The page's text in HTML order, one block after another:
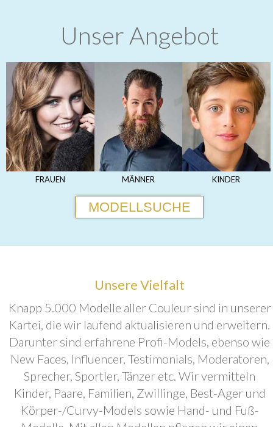
Unser Angebot
FRAUEN MÄNNER KINDER
MODELLSUCHE
Unsere Vielfalt
Knapp 5.000 Modelle aller Couleur sind in unserer
Kartei, die wir laufend aktualisieren und erweitern.
Darunter sind erfahrene Profi-Models, ebenso wie
New Faces, Influencer, Testimonials, Moderatoren,
Sprecher, Sportler, Tänzer etc. Wir vermitteln
Kinder, Paare, Familien, Zwillinge, Best-Ager und
Körper-/Curvy-Models sowie Hand- und Fuß-